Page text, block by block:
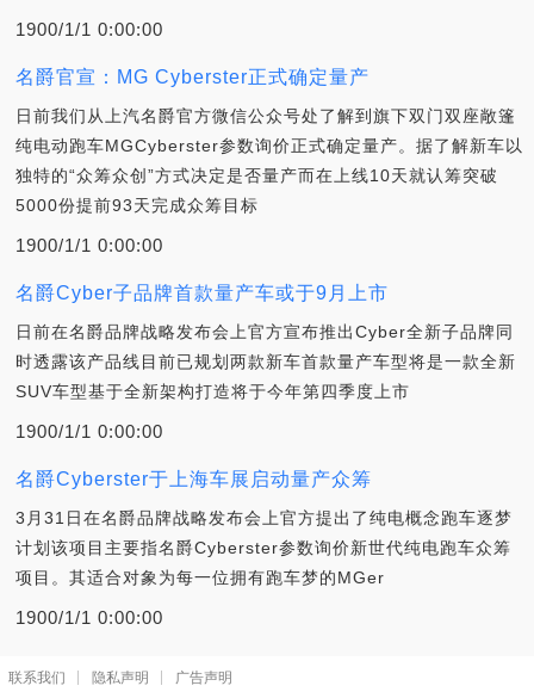
1900/1/1 0:00:00
名爵官宣：MG Cyberster正式确定量产
日前我们从上汽名爵官方微信公众号处了解到旗下双门双座敞篷
纯电动跑车MGCyberster参数询价正式确定量产。据了解新车以
独特的“众筹众创”方式决定是否量产而在上线10天就认筹突破
5000份提前93天完成众筹目标
1900/1/1 0:00:00
名爵Cyber子品牌首款量产车或于9月上市
日前在名爵品牌战略发布会上官方宣布推出Cyber全新子品牌同
时透露该产品线目前已规划两款新车首款量产车型将是一款全新
SUV车型基于全新架构打造将于今年第四季度上市
1900/1/1 0:00:00
名爵Cyberster于上海车展启动量产众筹
3月31日在名爵品牌战略发布会上官方提出了纯电概念跑车逐梦
计划该项目主要指名爵Cyberster参数询价新世代纯电跑车众筹
项目。其适合对象为每一位拥有跑车梦的MGer
1900/1/1 0:00:00
联系我们 隐私声明 广告声明